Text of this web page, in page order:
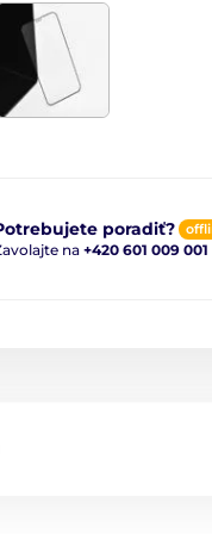
poradiť?
na +420 601 009 001